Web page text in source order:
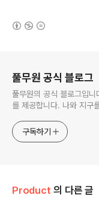
풀무원 공식 블로그
풀무원의 공식 블로그입
를 제공합니다. 나와 지구
구독하기
Product 의 다른 글